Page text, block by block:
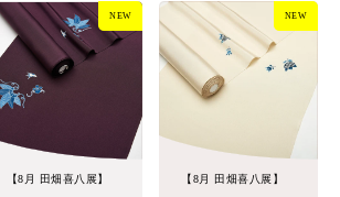
【8月 田畑喜八展】
NEW
【8月 田畑喜八展】
NEW